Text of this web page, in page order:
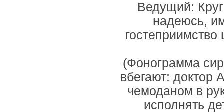
Ведущий:
надеюсь,
(Фонограмма
вбегают: доктор
чемоданом в
исполнять